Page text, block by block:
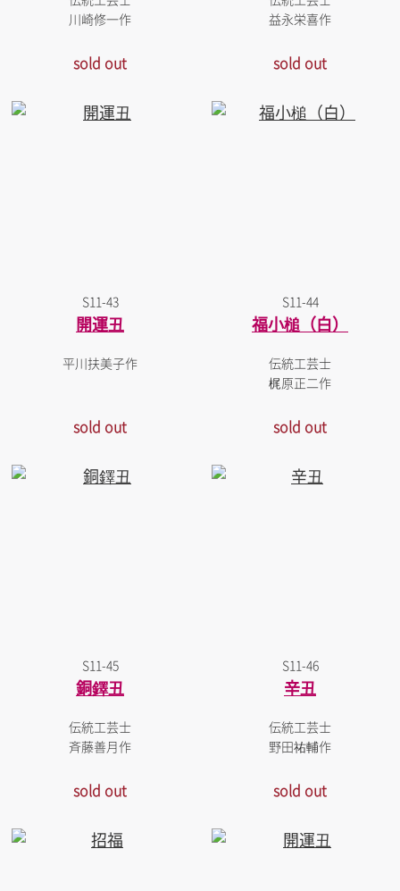
川崎修一作
sold out
益永栄喜作
sold out
S11-43
開運丑
平川扶美子作
sold out
S11-44
福小槌（白）
伝統工芸士
梶原正二作
sold out
S11-45
銅鐸丑
伝統工芸士
斉藤善月作
sold out
S11-46
辛丑
伝統工芸士
野田祐輔作
sold out